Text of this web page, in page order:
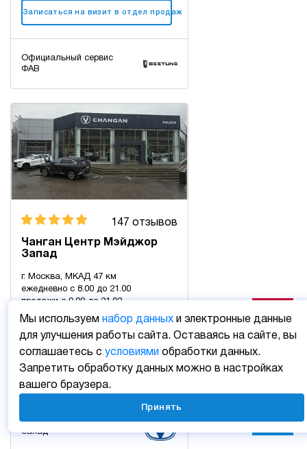
Записаться на визит в отдел продаж
Официальный сервис
ФАВ
147 отзывов
Чанган Центр Мэйджор
Запад
г. Москва, МКАД 47 км
ежедневно с 8.00 до 21.00
продажи с 9.00 до 21.02
+7 (495) 025-10-10
Записаться на визит в отдел продаж
Чанган Центр Мэйджор
Запад
Мы используем набор данных и электронные данные
для улучшения работы сайта. Оставаясь на сайте, вы
соглашаетесь с условиями обработки данных.
Запретить обработку данных можно в настройках
вашего браузера.
Принять